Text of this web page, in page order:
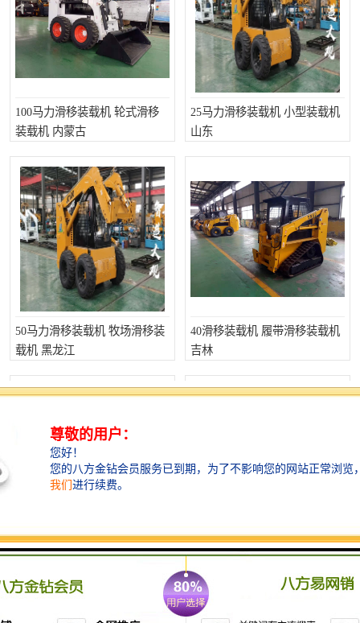
100马力滑移装载机 轮式滑移
装载机 内蒙古
25马力滑移装载机 小型装载机
山东
50马力滑移装载机 牧场滑移装
载机 黑龙江
40滑移装载机 履带滑移装载机
吉林
61马力滑移装载机 先导滑移装
49马力滑移装载机 滑移小铲车
陕西